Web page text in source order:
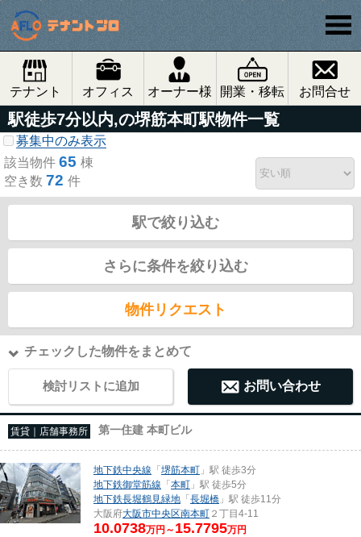
テナント オフィス オーナー様 開業・移転 お問合せ
駅徒歩7分以内,の堺筋本町駅物件一覧
募集中のみ表示
該当物件 65 棟
空き数 72 件
駅で絞り込む
さらに条件を絞り込む
物件リクエスト
チェックした物件をまとめて
検討リストに追加 お問い合わせ
賃貸｜店舗事務所 第一住建 本町ビル
地下鉄中央線 「堺筋本町 」駅 徒歩3分
地下鉄御堂筋線 「本町 」駅 徒歩5分
地下鉄長堀鶴見緑地 「長堀橋 」駅 徒歩11分
大阪府大阪市中央区南本町 ２丁目4-11
10.0738万円～ 15.7795万円